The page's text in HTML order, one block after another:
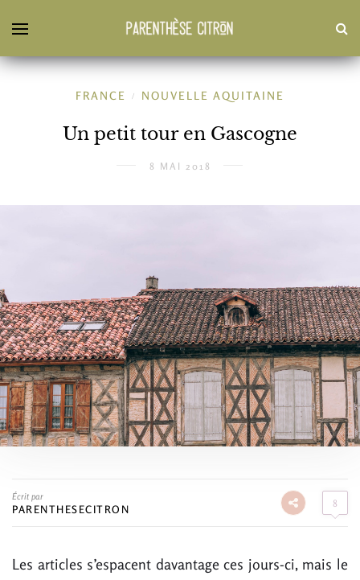
FRANCE / NOUVELLE AQUITAINE
Un petit tour en Gascogne
8 MAI 2018
Écrit par
PARENTHESECITRON 8
Les articles s’espacent davantage ces jours-ci, mais le